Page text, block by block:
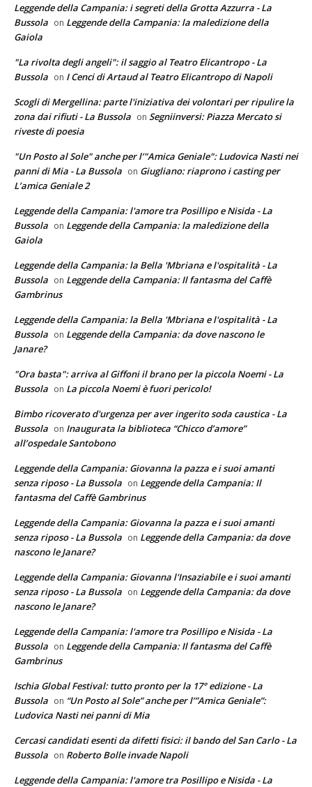
Leggende della Campania: i segreti della Grotta Azzurra - La
Bussola on Leggende della Campania: la maledizione della
Gaiola
"La rivolta degli angeli": il saggio al Teatro Elicantropo - La
Bussola on I Cenci di Artaud al Teatro Elicantropo di Napoli
Scogli di Mergellina: parte l'iniziativa dei volontari per ripulire la
zona dai rifiuti - La Bussola on Segniinversi: Piazza Mercato si
riveste di poesia
"Un Posto al Sole" anche per l’"Amica Geniale": Ludovica Nasti nei
panni di Mia - La Bussola on Giugliano: riaprono i casting per
L’amica Geniale 2
Leggende della Campania: l'amore tra Posillipo e Nisida - La
Bussola on Leggende della Campania: la maledizione della
Gaiola
Leggende della Campania: la Bella 'Mbriana e l'ospitalità - La
Bussola on Leggende della Campania: Il fantasma del Caffè
Gambrinus
Leggende della Campania: la Bella 'Mbriana e l'ospitalità - La
Bussola on Leggende della Campania: da dove nascono le
Janare?
"Ora basta": arriva al Giffoni il brano per la piccola Noemi - La
Bussola on La piccola Noemi è fuori pericolo!
Bimbo ricoverato d'urgenza per aver ingerito soda caustica - La
Bussola on Inaugurata la biblioteca “Chicco d’amore”
all’ospedale Santobono
Leggende della Campania: Giovanna la pazza e i suoi amanti
senza riposo - La Bussola on Leggende della Campania: Il
fantasma del Caffè Gambrinus
Leggende della Campania: Giovanna la pazza e i suoi amanti
senza riposo - La Bussola on Leggende della Campania: da dove
nascono le Janare?
Leggende della Campania: Giovanna l'Insaziabile e i suoi amanti
senza riposo - La Bussola on Leggende della Campania: da dove
nascono le Janare?
Leggende della Campania: l'amore tra Posillipo e Nisida - La
Bussola on Leggende della Campania: Il fantasma del Caffè
Gambrinus
Ischia Global Festival: tutto pronto per la 17° edizione - La
Bussola on “Un Posto al Sole” anche per l’”Amica Geniale”:
Ludovica Nasti nei panni di Mia
Cercasi candidati esenti da difetti fisici: il bando del San Carlo - La
Bussola on Roberto Bolle invade Napoli
Leggende della Campania: l'amore tra Posillipo e Nisida - La